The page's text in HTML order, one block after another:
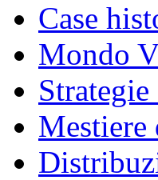
Case
Mondo
Mestiere